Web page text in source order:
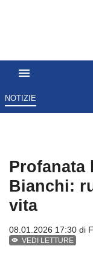
NOTIZIE
Profanata
Bianchi:
vita
08.01.2026 17:30 di
VEDI LETTURE